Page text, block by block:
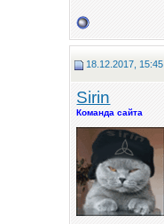
18.12.2017, 15:45
Sirin
Команда сайта